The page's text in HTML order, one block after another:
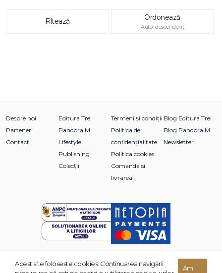
Filtează Ordonează
Autor descendent
Despre noi
Parteneri
Contact
Editura Trei
Pandora M
Lifestyle
Publishing
Colecții
Termeni și condiții
Politica de
confidențialitate
Politica cookies
Comanda si
livrarea
Blog Editura Trei
Blog Pandora M
Newsletter
© 2026 Grupul Editorial TREI. Toate drepturile rezervate.
Acest site foloseşte cookies. Continuarea navigării
Am